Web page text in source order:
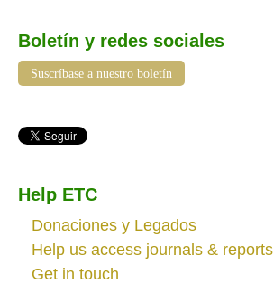
Boletín y redes sociales
Suscríbase a nuestro boletín
Help ETC
Donaciones y Legados
Help us access journals & reports
Get in touch